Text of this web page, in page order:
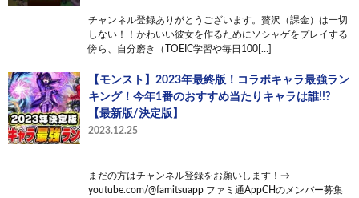
チャンネル登録ありがとうございます。贅沢（課金）は一切
しない！！かわいい彼女を作るためにソシャゲをプレイする
傍ら、自分磨き（TOEIC学習や毎日100[…]
【モンスト】2023年最終版！コラボキャラ最強ラン
キング！今年1番のおすすめ当たりキャラは誰!!?
【最新版/決定版】
2023.12.25
まだの方はチャンネル登録をお願いします！→
youtube.com/@famitsuapp ファミ通AppCHのメンバー募集